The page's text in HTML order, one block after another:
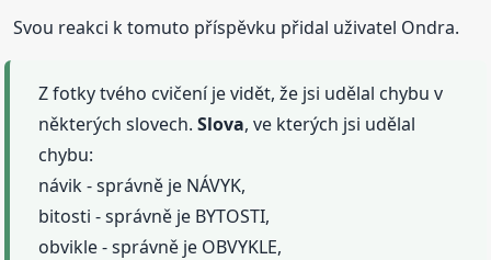
Svou reakci k tomuto příspěvku přidal uživatel Ondra.
Z fotky tvého cvičení je vidět, že jsi udělal chybu v
některých slovech.Slova, ve kterých jsi udělal
chybu:
návik - správně je NÁVYK,
bitosti - správně je BYTOSTI,
obvikle - správně je OBVYKLE,